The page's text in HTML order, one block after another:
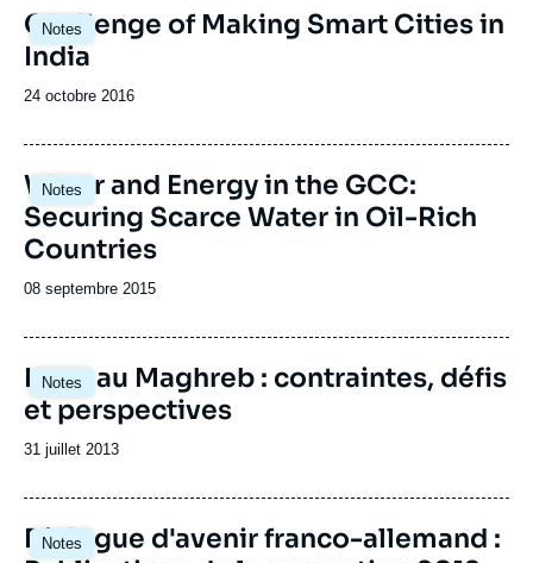
Notes
Image
principale
Challenge of Making Smart Cities in
India
Date
publication
24 octobre 2016
Notes
Water and Energy in the GCC:
Securing Scarce Water in Oil-Rich
Countries
Date
publication
08 septembre 2015
Notes
L'eau au Maghreb : contraintes, défis
et perspectives
Date
publication
31 juillet 2013
Notes
Dialogue d'avenir franco-allemand :